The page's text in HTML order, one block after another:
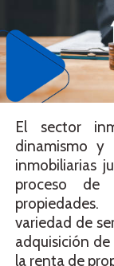
El sector
dinamismo y
inmobiliarias
proceso
variedad de
adquisición
la renta de